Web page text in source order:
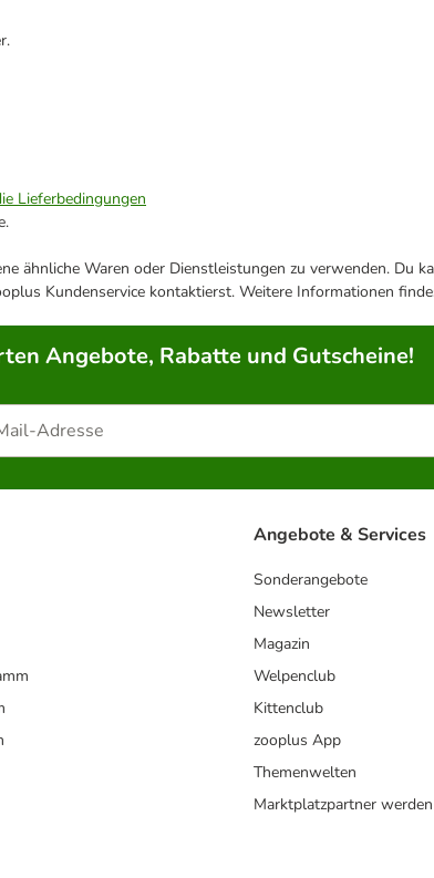
Lieferbedingungen
ähnliche Waren oder Dienstleistungen zu verwenden. Du
Kundenservice kontaktierst. Weitere Informationen
Angebote, Rabatte und Gutscheine!
Angebote & Services
Sonderangebote
Newsletter
Magazin
Welpenclub
Kittenclub
zooplus App
Themenwelten
Marktplatzpartner werden